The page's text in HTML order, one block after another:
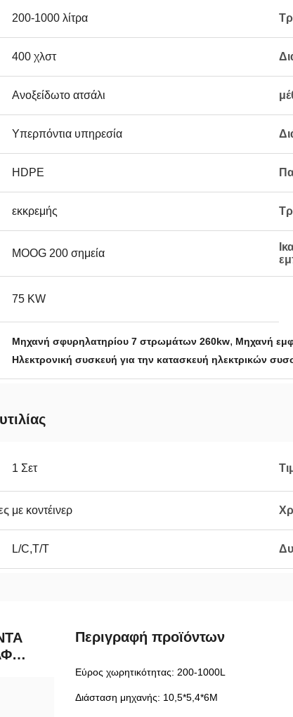
200-1000 λίτρα
400 χλστ
Ανοξείδωτο ατσάλι
Υπερπόντια υπηρεσία
HDPE
εκκρεμής
MOOG 200 σημεία
75 KW
Μηχανή σφυρηλατηρίου 7 στρωμάτων 260kw, Μηχανή
Ηλεκτρονική συσκευή για την κατασκευή ηλεκτρικών
1 Σετ
με κοντέινερ
L/C,T/T
ΜΑΣ ΕΛΆΤΕ ΣΕ ΕΠΑΦΉ ΜΕ
Περιγραφή προϊόντων
Εύρος χωρητικότητας: 200-1000L
Διάσταση μηχανής: 10,5*5,4*6M